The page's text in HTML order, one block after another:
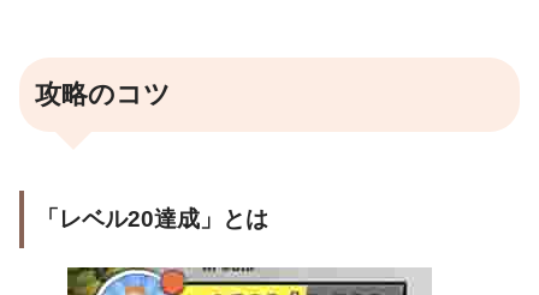
攻略のコツ
「レベル20達成」とは